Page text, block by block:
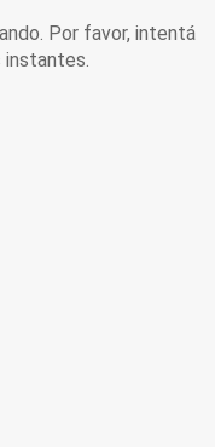
Por favor, intentá
instantes.